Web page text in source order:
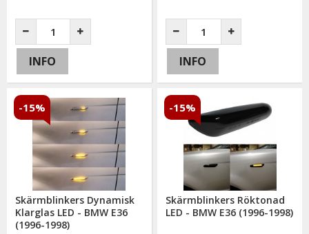
INFO INFO
Skärmblinkers Dynamisk
Klarglas LED - BMW E36
(1996-1998)
-15%
Skärmblinkers Röktonad
LED - BMW E36 (1996-1998)
-15%